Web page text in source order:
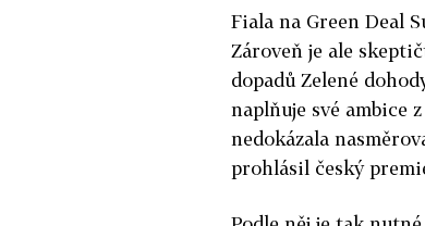
Fiala na Green Deal
Zároveň je ale
dopadů Zelené
naplňuje své ambice
nedokázala
prohlásil český